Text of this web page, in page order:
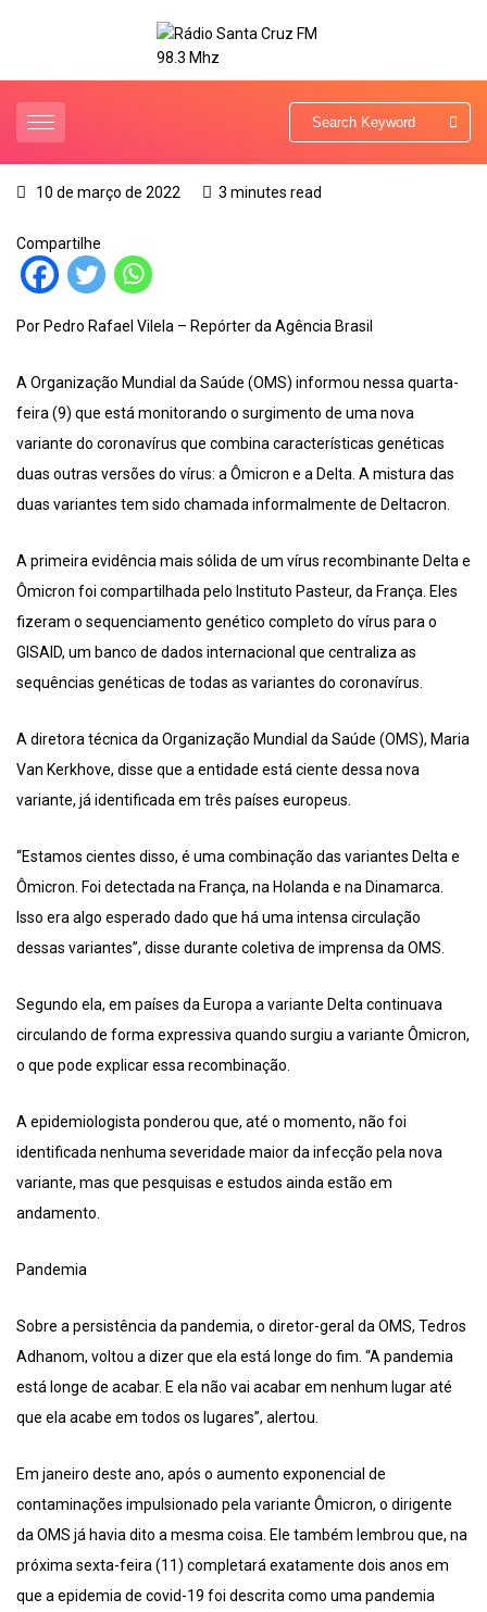
10 de março de 2022 3 minutes read
Compartilhe
Por Pedro Rafael Vilela – Repórter da Agência Brasil
A Organização Mundial da Saúde (OMS) informou nessa quarta-
feira (9) que está monitorando o surgimento de uma nova
variante do coronavírus que combina características genéticas
duas outras versões do vírus: a Ômicron e a Delta. A mistura das
duas variantes tem sido chamada informalmente de Deltacron.
A primeira evidência mais sólida de um vírus recombinante Delta e
Ômicron foi compartilhada pelo Instituto Pasteur, da França. Eles
fizeram o sequenciamento genético completo do vírus para o
GISAID, um banco de dados internacional que centraliza as
sequências genéticas de todas as variantes do coronavírus.
A diretora técnica da Organização Mundial da Saúde (OMS), Maria
Van Kerkhove, disse que a entidade está ciente dessa nova
variante, já identificada em três países europeus.
“Estamos cientes disso, é uma combinação das variantes Delta e
Ômicron. Foi detectada na França, na Holanda e na Dinamarca.
Isso era algo esperado dado que há uma intensa circulação
dessas variantes”, disse durante coletiva de imprensa da OMS.
Segundo ela, em países da Europa a variante Delta continuava
circulando de forma expressiva quando surgiu a variante Ômicron,
o que pode explicar essa recombinação.
A epidemiologista ponderou que, até o momento, não foi
identificada nenhuma severidade maior da infecção pela nova
variante, mas que pesquisas e estudos ainda estão em
andamento.
Pandemia
Sobre a persistência da pandemia, o diretor-geral da OMS, Tedros
Adhanom, voltou a dizer que ela está longe do fim. “A pandemia
está longe de acabar. E ela não vai acabar em nenhum lugar até
que ela acabe em todos os lugares”, alertou.
Em janeiro deste ano, após o aumento exponencial de
contaminações impulsionado pela variante Ômicron, o dirigente
da OMS já havia dito a mesma coisa. Ele também lembrou que, na
próxima sexta-feira (11) completará exatamente dois anos em
que a epidemia de covid-19 foi descrita como uma pandemia